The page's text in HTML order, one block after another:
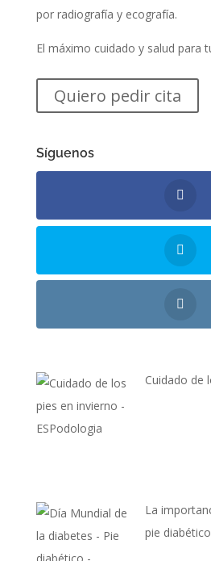
por radiografía y ecografía.
El máximo cuidado y salud para
Quiero pedir cita
Síguenos
Cuidado de
La
pie diabético